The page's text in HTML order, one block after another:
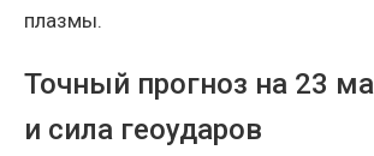
плазмы.
Точный прогноз на 23
и сила геоударов